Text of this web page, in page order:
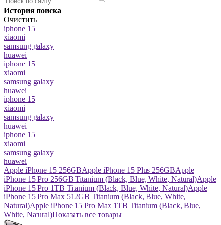
История поиска
Очистить
iphone 15
xiaomi
samsung galaxy
huawei
iphone 15
xiaomi
samsung galaxy
huawei
iphone 15
xiaomi
samsung galaxy
huawei
iphone 15
xiaomi
samsung galaxy
huawei
Apple iPhone 15 256GBApple iPhone 15 Plus 256GBApple
iPhone 15 Pro 256GB Titanium (Black, Blue, White, Natural)Apple
iPhone 15 Pro 1TB Titanium (Black, Blue, White, Natural)Apple
iPhone 15 Pro Max 512GB Titanium (Black, Blue, White,
Natural)Apple iPhone 15 Pro Max 1TB Titanium (Black, Blue,
White, Natural)Показать все товары